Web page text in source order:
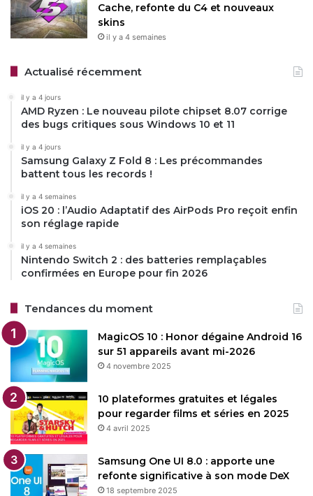
Cache, refonte du C4 et nouveaux
skins
il y a 4 semaines
Actualisé récemment
il y a 4 jours
AMD Ryzen : Le nouveau pilote chipset 8.07 corrige
des bugs critiques sous Windows 10 et 11
il y a 4 jours
Samsung Galaxy Z Fold 8 : Les précommandes
battent tous les records !
il y a 4 semaines
iOS 20 : l’Audio Adaptatif des AirPods Pro reçoit enfin
son réglage rapide
il y a 4 semaines
Nintendo Switch 2 : des batteries remplaçables
confirmées en Europe pour fin 2026
Tendances du moment
MagicOS 10 : Honor dégaine Android 16
sur 51 appareils avant mi-2026
4 novembre 2025
10 plateformes gratuites et légales
pour regarder films et séries en 2025
4 avril 2025
Samsung One UI 8.0 : apporte une
refonte significative à son mode DeX
18 septembre 2025